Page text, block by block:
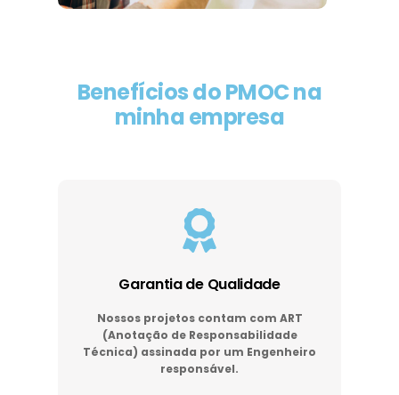
Benefícios do PMOC na
minha empresa
Garantia de Qualidade
Nossos projetos contam com ART
(Anotação de Responsabilidade
Técnica) assinada por um Engenheiro
responsável.